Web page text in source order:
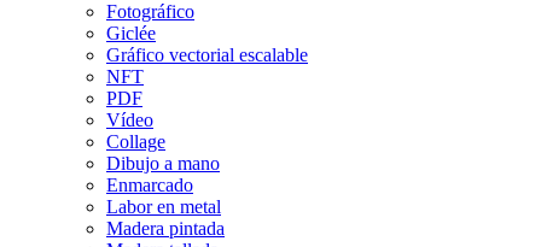
Fotográfico
Giclée
Gráfico vectorial escalable
NFT
PDF
Vídeo
Collage
Dibujo a mano
Enmarcado
Labor en metal
Madera pintada